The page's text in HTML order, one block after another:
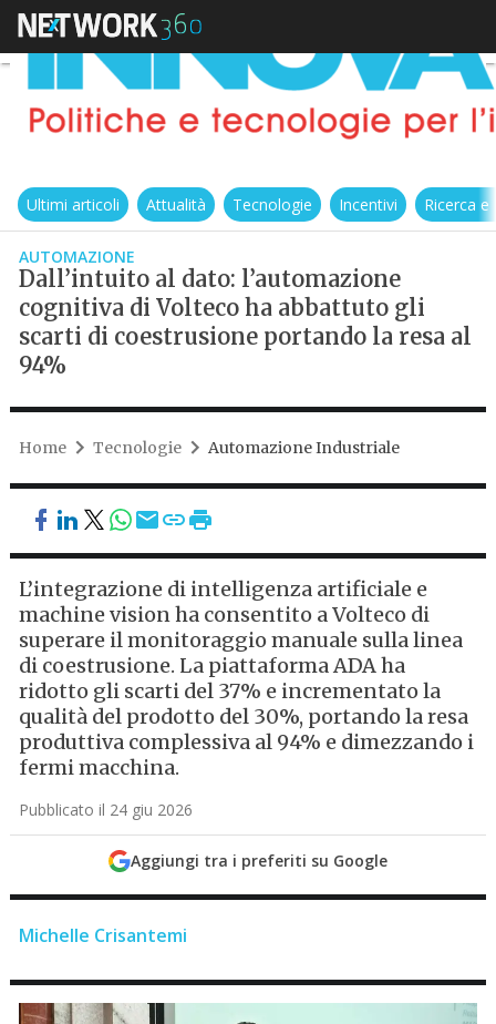
Ultimi articoli Attualità Tecnologie Incentivi Ricerca
AUTOMAZIONE
Dall’intuito al dato: l’automazione
cognitiva di Volteco ha abbattuto gli
scarti di coestrusione portando la resa al
94%
Home Tecnologie Automazione Industriale
L’integrazione di intelligenza artificiale e
machine vision ha consentito a Volteco di
superare il monitoraggio manuale sulla linea
di coestrusione. La piattaforma ADA ha
ridotto gli scarti del 37% e incrementato la
qualità del prodotto del 30%, portando la resa
produttiva complessiva al 94% e dimezzando i
fermi macchina.
Pubblicato il 24 giu 2026
Aggiungi tra i preferiti su Google
Michelle Crisantemi